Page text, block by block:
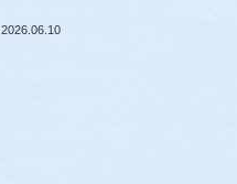
2026.06.10